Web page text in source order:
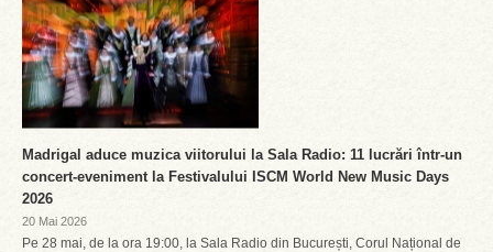
Madrigal aduce muzica viitorului la Sala Radio: 11 lucrări într-un
concert-eveniment la Festivalului ISCM World New Music Days
2026
20 Mai 2026
Pe 28 mai, de la ora 19:00, la Sala Radio din București, Corul Național de